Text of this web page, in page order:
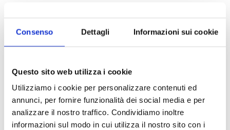
Consenso Dettagli Informazioni sui cookie
Questo sito web utilizza i cookie
Utilizziamo i cookie per personalizzare contenuti ed
annunci, per fornire funzionalità dei social media e per
analizzare il nostro traffico. Condividiamo inoltre
informazioni sul modo in cui utilizza il nostro sito con i
DALLE AZIENDENotizie sponsorizzate
Prima Assicurazioni: grande
partecipazione alla Convention degli